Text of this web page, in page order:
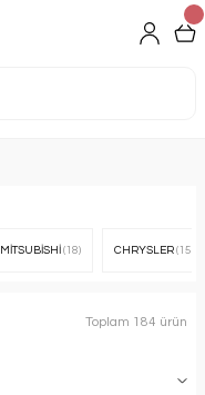
MİTSUBİSHİ (18) CHRYSLER (15)
Toplam 184 ürün